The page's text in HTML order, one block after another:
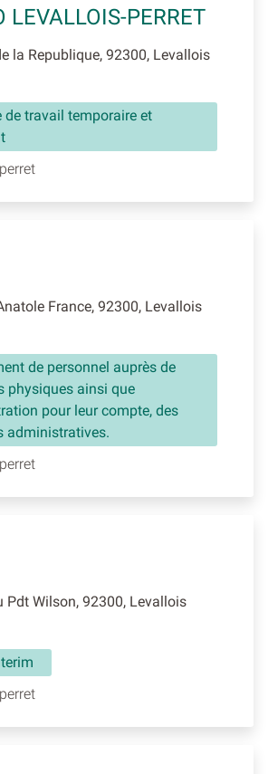
LEVALLOIS-PERRET
la Republique, 92300, Levallois
de travail temporaire et
France, 92300, Levallois
de personnel auprès de
physiques ainsi que
pour leur compte, des
administratives.
Pdt Wilson, 92300, Levallois